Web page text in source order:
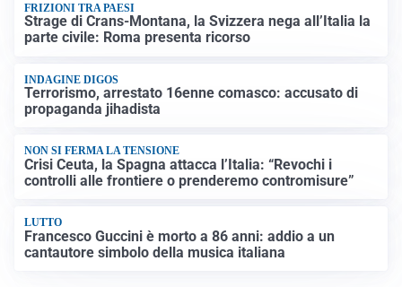
FRIZIONI TRA PAESI
Strage di Crans-Montana, la Svizzera nega all’Italia la
parte civile: Roma presenta ricorso
INDAGINE DIGOS
Terrorismo, arrestato 16enne comasco: accusato di
propaganda jihadista
NON SI FERMA LA TENSIONE
Crisi Ceuta, la Spagna attacca l’Italia: “Revochi i
controlli alle frontiere o prenderemo contromisure”
LUTTO
Francesco Guccini è morto a 86 anni: addio a un
cantautore simbolo della musica italiana